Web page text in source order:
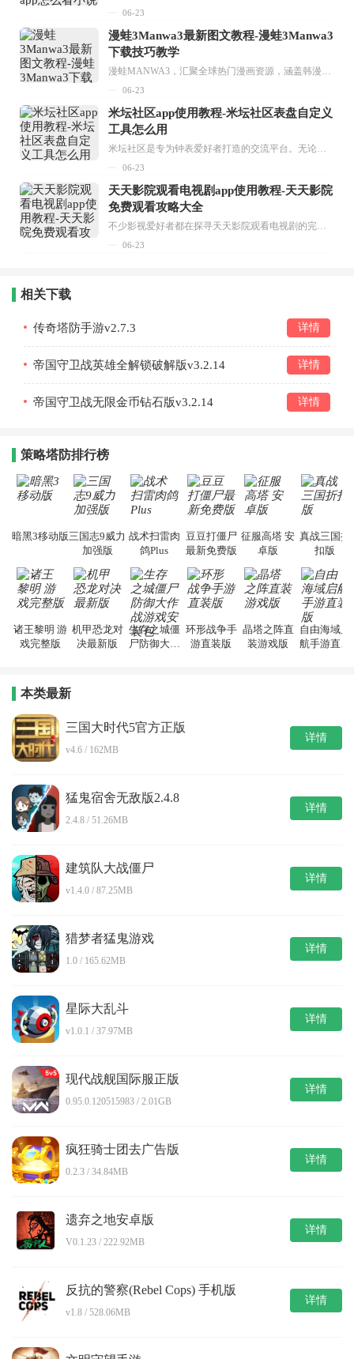
06-23
漫蛙3Manwa3最新图文教程-漫蛙3Manwa3
下载技巧教学
漫蛙MANWA3，汇聚全球热门漫画资源，涵盖韩漫、欧美漫画、国漫等多种类型，题材丰富多样，全方位满足用户阅读喜好。它不仅是阅读平台，更是创作平台，为广大用户打造零门槛创作环境。...
06-23
米坛社区app使用教程-米坛社区表盘自定义
工具怎么用
米坛社区是专为钟表爱好者打造的交流平台。无论你是初涉钟表领域的普通爱好者，还是拥有多年收藏经验的资深玩家，都能在此找到属于自己的天地。 无需注册，就能轻松参与其中。通过专业的讨论论坛与丰富的交互功能，你可与世界各地的钟表爱好者畅快交流。若你钟情于钟表，米坛社区无疑是值得一试的理想之选。在这里，你能获取最新的手表资讯，交流见解，提升鉴赏品味，让每一块手表都成为收藏故事中重要的一部分。感兴趣的朋友，不要错过下载机会。...
06-23
天天影院观看电视剧app使用教程-天天影院
免费观看攻略大全
不少影视爱好者都在探寻天天影院观看电视剧的完整方法，结合最新平台使用规则，本篇新手入门攻略全面讲解观看渠道、检索流程、播放设置以及画面模式调整等实用内容。全文适配手机、电脑等主流设备，步骤简洁易懂，无论是初次使用的新手，还是想要优化观影体验的用户，都能参照内容快速上手，熟练掌握平台各项操作技巧，轻松畅享影视内容。...
06-23
相关下载
传奇塔防手游v2.7.3 详情
帝国守卫战英雄全解锁破解版v3.2.14 详情
帝国守卫战无限金币钻石版v3.2.14 详情
策略塔防排行榜
暗黑3移动版三国志9威力
加强版
战术扫雷肉
鸽Plus
豆豆打僵尸
最新免费版
征服高塔 安
卓版
真战三国折
扣版
诸王黎明 游
戏完整版
机甲恐龙对
决最新版
生存之城僵
尸防御大作
环形战争手
游直装版
晶塔之阵直
装游戏版
自由海域启
航手游直装
本类最新
三国大时代5官方正版
v4.6 / 162MB
详情
猛鬼宿舍无敌版2.4.8
2.4.8 / 51.26MB
详情
建筑队大战僵尸
v1.4.0 / 87.25MB
详情
猎梦者猛鬼游戏
1.0 / 165.62MB
详情
星际大乱斗
v1.0.1 / 37.97MB
详情
现代战舰国际服正版
0.95.0.120515983 / 2.01GB
详情
疯狂骑士团去广告版
0.2.3 / 34.84MB
详情
遗弃之地安卓版
V0.1.23 / 222.92MB
详情
反抗的警察(Rebel Cops) 手机版
v1.8 / 528.06MB
详情